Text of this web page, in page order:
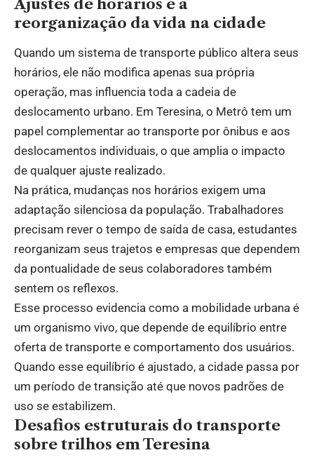
Ajustes de horários e a
reorganização da vida na cidade
Quando um sistema de transporte público altera seus
horários, ele não modifica apenas sua própria
operação, mas influencia toda a cadeia de
deslocamento urbano. Em Teresina, o Metrô tem um
papel complementar ao transporte por ônibus e aos
deslocamentos individuais, o que amplia o impacto
de qualquer ajuste realizado.
Na prática, mudanças nos horários exigem uma
adaptação silenciosa da população. Trabalhadores
precisam rever o tempo de saída de casa, estudantes
reorganizam seus trajetos e empresas que dependem
da pontualidade de seus colaboradores também
sentem os reflexos.
Esse processo evidencia como a mobilidade urbana é
um organismo vivo, que depende de equilíbrio entre
oferta de transporte e comportamento dos usuários.
Quando esse equilíbrio é ajustado, a cidade passa por
um período de transição até que novos padrões de
uso se estabilizem.
Desafios estruturais do transporte
sobre trilhos em Teresina